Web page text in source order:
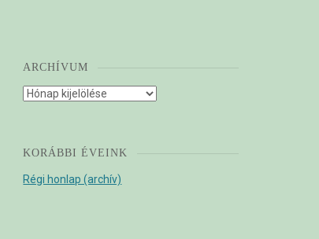
ARCHÍVUM
Archívum
KORÁBBI ÉVEINK
Régi honlap (archív)